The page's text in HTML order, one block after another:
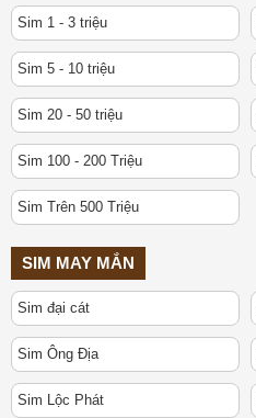
Sim 1 - 3 triệu
Sim 5 - 10 triệu
Sim 20 - 50 triệu
Sim 100 - 200 Triệu
Sim Trên 500 Triệu
SIM MAY MẮN
Sim đại cát
Sim Ông Địa
Sim Lộc Phát